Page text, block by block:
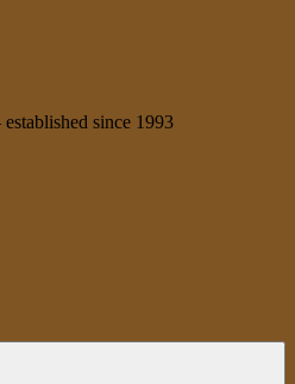
since 1993